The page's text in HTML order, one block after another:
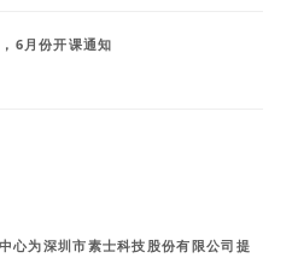
6月份开课通知
心为深圳市素士科技股份有限公司提